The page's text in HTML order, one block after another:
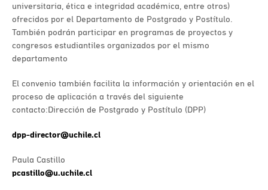
universitaria, ética e integridad académica, entre otros)
ofrecidos por el Departamento de Postgrado y Postítulo.
También podrán participar en programas de proyectos y
congresos estudiantiles organizados por el mismo
departamento
El convenio también facilita la información y orientación en el
proceso de aplicación a través del siguiente
contacto:Dirección de Postgrado y Postítulo (DPP)
dpp-director@uchile.cl
Paula Castillo
pcastillo@u.uchile.cl